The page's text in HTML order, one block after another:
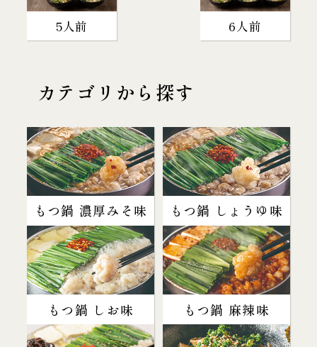
5人前 6人前
カテゴリから探す
もつ鍋 濃厚みそ味 もつ鍋 しょうゆ味
もつ鍋 しお味 もつ鍋 麻辣味